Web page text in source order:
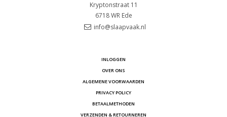
Kryptonstraat 11
6718 WR Ede
info@slaapvaak.nl
INLOGGEN
OVER ONS
ALGEMENE VOORWAARDEN
PRIVACY POLICY
BETAALMETHODEN
VERZENDEN & RETOURNEREN